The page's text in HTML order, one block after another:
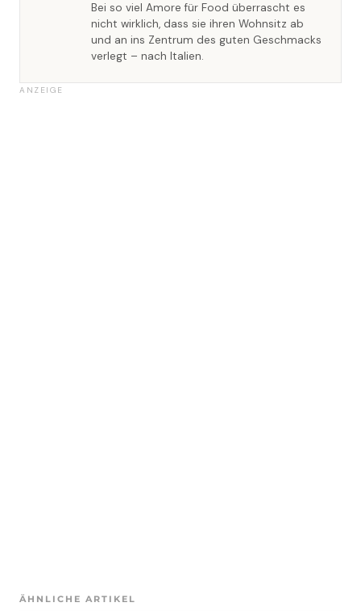
Bei so viel Amore für Food überrascht es
nicht wirklich, dass sie ihren Wohnsitz ab
und an ins Zentrum des guten Geschmacks
verlegt – nach Italien.
ANZEIGE
ÄHNLICHE ARTIKEL